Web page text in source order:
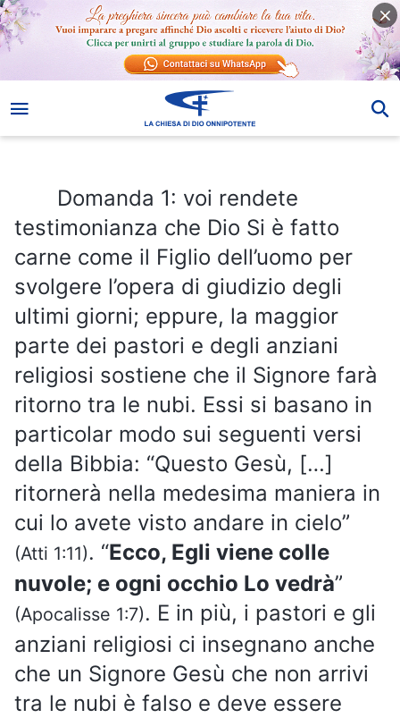
Domanda 1: voi rendete
testimonianza che Dio Si è fatto
carne come il Figlio dell’uomo per
svolgere l’opera di giudizio degli
ultimi giorni; eppure, la maggior
parte dei pastori e degli anziani
religiosi sostiene che il Signore farà
ritorno tra le nubi. Essi si basano in
particolar modo sui seguenti versi
della Bibbia: “Questo Gesù, […]
ritornerà nella medesima maniera in
cui lo avete visto andare in cielo”
(Atti 1:11). “Ecco, Egli viene colle
nuvole; e ogni occhio Lo vedrà”
(Apocalisse 1:7). E in più, i pastori e gli
anziani religiosi ci insegnano anche
che un Signore Gesù che non arrivi
tra le nubi è falso e deve essere